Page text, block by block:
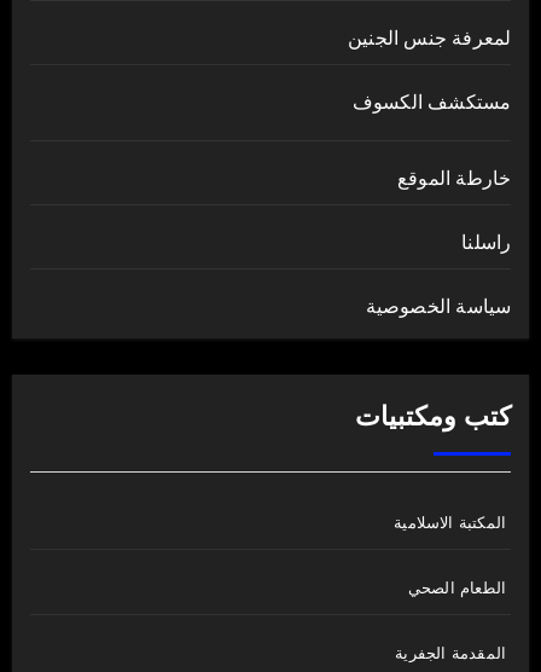
لمعرفة جنس الجنين
مستكشف الكسوف
خارطة الموقع
راسلنا
سياسة الخصوصية
كتب ومكتبيات
المكتبة الاسلامية
الطعام الصحي
المقدمة الجفرية